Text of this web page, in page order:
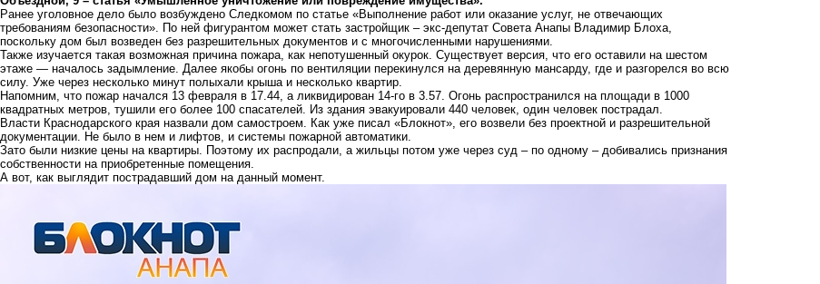
Ранее уголовное дело было возбуждено Следкомом по статье «Выполнение работ или оказание услуг, не отвечающих
требованиям безопасности». По ней фигурантом может стать застройщик – экс-депутат Совета Анапы Владимир Блоха,
поскольку дом был возведен без разрешительных документов и с многочисленными нарушениями.
Также изучается такая возможная причина пожара, как непотушенный окурок. Существует версия, что его оставили на шестом
этаже — началось задымление. Далее якобы огонь по вентиляции перекинулся на деревянную мансарду, где и разгорелся во всю
силу. Уже через несколько минут полыхали крыша и несколько квартир.
Напомним, что пожар начался 13 февраля в 17.44, а ликвидирован 14-го в 3.57. Огонь распространился на площади в 1000
квадратных метров, тушили его более 100 спасателей. Из здания эвакуировали 440 человек, один человек пострадал.
Власти Краснодарского края назвали дом самостроем. Как уже писал «Блокнот», его возвели без проектной и разрешительной
документации. Не было в нем и лифтов, и системы пожарной автоматики.
Зато были низкие цены на квартиры. Поэтому их распродали, а жильцы потом уже через суд – по одному – добивались признания
собственности на приобретенные помещения.
А вот, как выглядит пострадавший дом на данный момент.